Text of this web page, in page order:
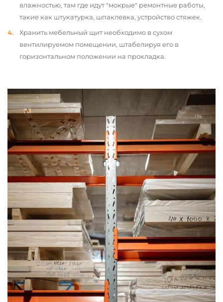
влажностью, там где идут "мокрые" ремонтные работы,
такие как штукатурка, шпаклевка, устройство стяжек.
Хранить мебельный щит необходимо в сухом
вентилируемом помещении, штабелируя его в
горизонтальном положении на прокладка.